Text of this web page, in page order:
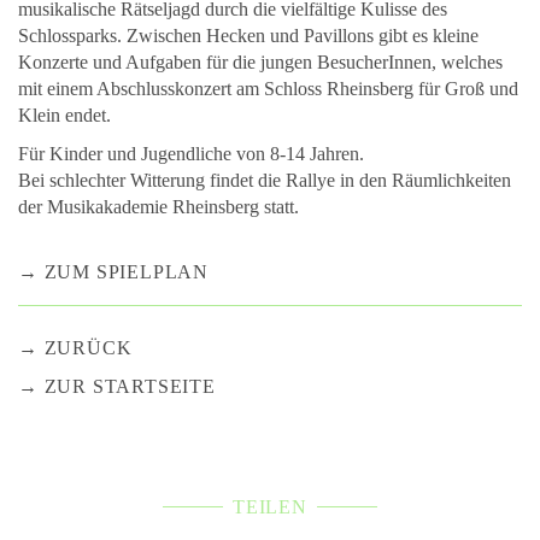
musikalische Rätseljagd durch die vielfältige Kulisse des
Schlossparks. Zwischen Hecken und Pavillons gibt es kleine
Konzerte und Aufgaben für die jungen BesucherInnen, welches
mit einem Abschlusskonzert am Schloss Rheinsberg für Groß und
Klein endet.
Für Kinder und Jugendliche von 8-14 Jahren.
Bei schlechter Witterung findet die Rallye in den Räumlichkeiten
der Musikakademie Rheinsberg statt.
ZUM SPIELPLAN
ZURÜCK
ZUR STARTSEITE
TEILEN